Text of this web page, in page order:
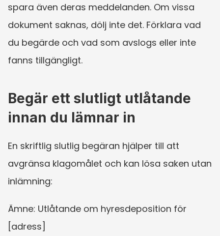
spara även deras meddelanden. Om vissa
dokument saknas, dölj inte det. Förklara vad
du begärde och vad som avslogs eller inte
fanns tillgängligt.
Begär ett slutligt utlåtande
innan du lämnar in
En skriftlig slutlig begäran hjälper till att
avgränsa klagomålet och kan lösa saken utan
inlämning:
Ämne: Utlåtande om hyresdeposition för
[adress]